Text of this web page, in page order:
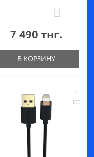
7 490 тнг.
В КОРЗИНУ